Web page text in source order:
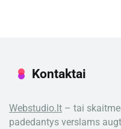
Kontaktai
Webstudio.lt – tai
padedantys verslams